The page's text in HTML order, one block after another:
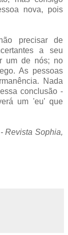
nova, pois
precisar de
a seu
um de nós; no
As pessoas
Nada
conclusão -
um 'eu' que
Revista Sophia,